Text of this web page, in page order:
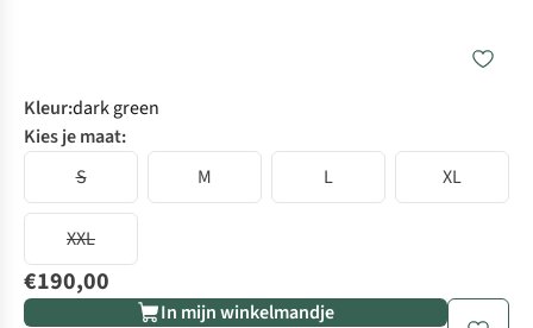
Kleur:dark green
Kies je maat:
S
M L XL
XXL
€190,00
In mijn winkelmandje